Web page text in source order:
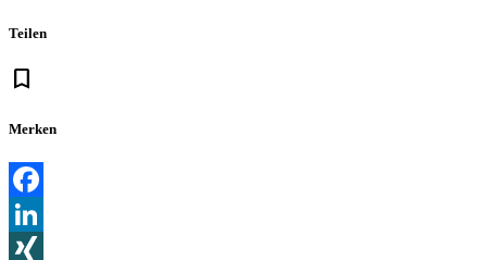
Teilen
bookmark
Merken
Facebook
LinkedIn